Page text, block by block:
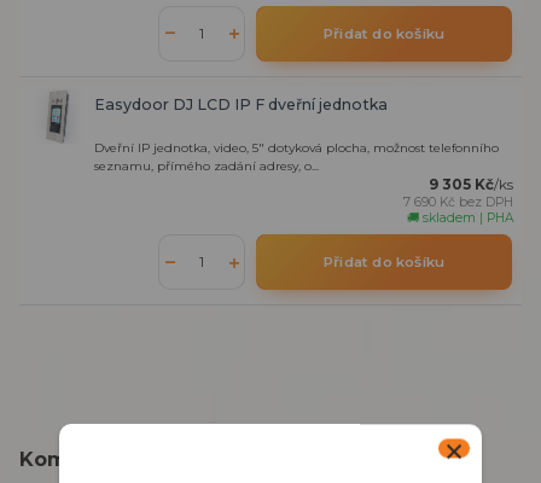
Přidat do košíku
Easydoor DJ LCD IP F dveřní jednotka
Dveřní IP jednotka, video, 5" dotyková plocha, možnost telefonního
seznamu, přímého zadání adresy, o...
9 305 Kč/ks
7 690 Kč bez DPH
🚚 skladem | PHA
Přidat do košíku
Kompletní specifikace